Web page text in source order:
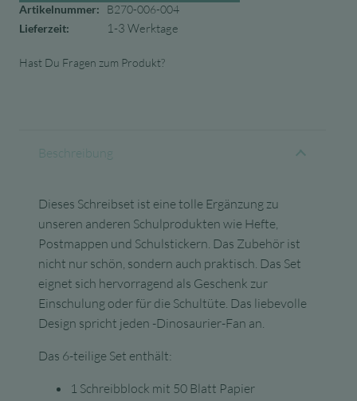
Artikelnummer:
B270-006-004
Lieferzeit:
1-3 Werktage
Hast Du Fragen zum Produkt?
Beschreibung
Dieses Schreibset ist eine tolle Ergänzung zu
unseren anderen Schulprodukten wie Hefte,
Postmappen und Schulstickern. Das Zubehör ist
nicht nur schön, sondern auch praktisch. Das Set
eignet sich hervorragend als Geschenk zur
Einschulung oder für die Schultüte. Das liebevolle
Design spricht jeden -Dinosaurier-Fan an.
Das 6-teilige Set enthält:
1 Schreibblock mit 50 Blatt Papier